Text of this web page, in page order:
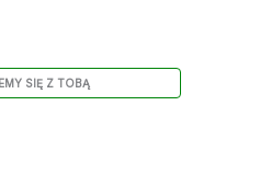
SIĘ Z TOBĄ